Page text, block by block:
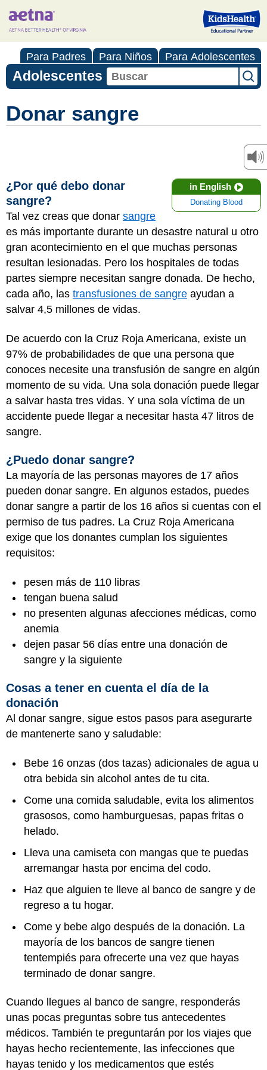
Para Padres Para Niños Para Adolescentes
Adolescentes
Donar sangre
in English
Donating Blood
¿Por qué debo donar
sangre?
Tal vez creas que donar sangre
es más importante durante un desastre natural u otro
gran acontecimiento en el que muchas personas
resultan lesionadas. Pero los hospitales de todas
partes siempre necesitan sangre donada. De hecho,
cada año, las transfusiones de sangre ayudan a
salvar 4,5 millones de vidas.
De acuerdo con la Cruz Roja Americana, existe un
97% de probabilidades de que una persona que
conoces necesite una transfusión de sangre en algún
momento de su vida. Una sola donación puede llegar
a salvar hasta tres vidas. Y una sola víctima de un
accidente puede llegar a necesitar hasta 47 litros de
sangre.
¿Puedo donar sangre?
La mayoría de las personas mayores de 17 años
pueden donar sangre. En algunos estados, puedes
donar sangre a partir de los 16 años si cuentas con el
permiso de tus padres. La Cruz Roja Americana
exige que los donantes cumplan los siguientes
requisitos:
pesen más de 110 libras
tengan buena salud
no presenten algunas afecciones médicas, como
anemia
dejen pasar 56 días entre una donación de
sangre y la siguiente
Cosas a tener en cuenta el día de la
donación
Al donar sangre, sigue estos pasos para asegurarte
de mantenerte sano y saludable:
Bebe 16 onzas (dos tazas) adicionales de agua u
otra bebida sin alcohol antes de tu cita.
Come una comida saludable, evita los alimentos
grasosos, como hamburguesas, papas fritas o
helado.
Lleva una camiseta con mangas que te puedas
arremangar hasta por encima del codo.
Haz que alguien te lleve al banco de sangre y de
regreso a tu hogar.
Come y bebe algo después de la donación. La
mayoría de los bancos de sangre tienen
tentempiés para ofrecerte una vez que hayas
terminado de donar sangre.
Cuando llegues al banco de sangre, responderás
unas pocas preguntas sobre tus antecedentes
médicos. También te preguntarán por los viajes que
hayas hecho recientemente, las infecciones que
hayas tenido y los medicamentos que estés